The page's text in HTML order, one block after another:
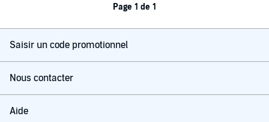
Page 1 de 1
Saisir un code promotionnel
Nous contacter
Aide